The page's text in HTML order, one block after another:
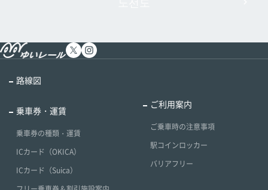
路線図
乗車券・運賃
乗車券の種類・運賃
ICカード（OKICA）
ICカード（Suica）
ご利用案内
ご乗車時の注意事項
駅コインロッカー
バリアフリー